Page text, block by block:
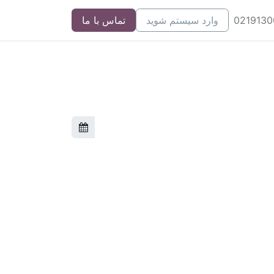
وارد سیستم شوید تماس با ما